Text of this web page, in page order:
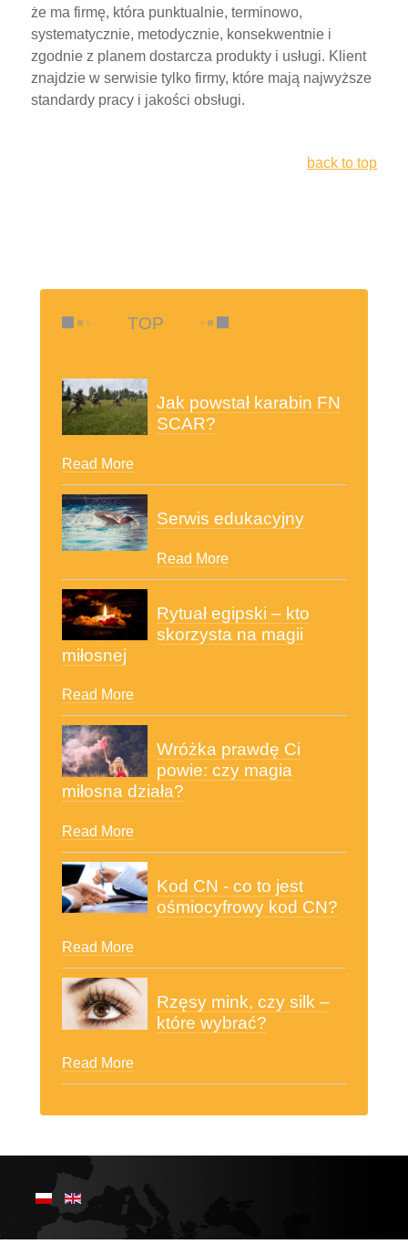
że ma firmę, która punktualnie, terminowo,
systematycznie, metodycznie, konsekwentnie i
zgodnie z planem dostarcza produkty i usługi. Klient
znajdzie w serwisie tylko firmy, które mają najwyższe
standardy pracy i jakości obsługi.
back to top
TOP
Jak powstał karabin FN
SCAR?
Read More
Serwis edukacyjny
Read More
Rytuał egipski – kto
skorzysta na magii
miłosnej
Read More
Wróżka prawdę Ci
powie: czy magia
miłosna działa?
Read More
Kod CN - co to jest
ośmiocyfrowy kod CN?
Read More
Rzęsy mink, czy silk –
które wybrać?
Read More